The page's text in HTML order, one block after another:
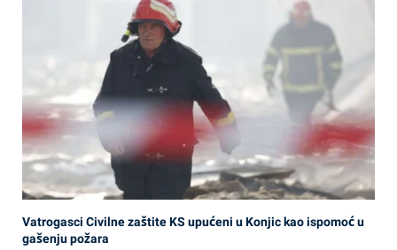
Vatrogasci Civilne zaštite KS upućeni u Konjic kao ispomoć u
gašenju požara